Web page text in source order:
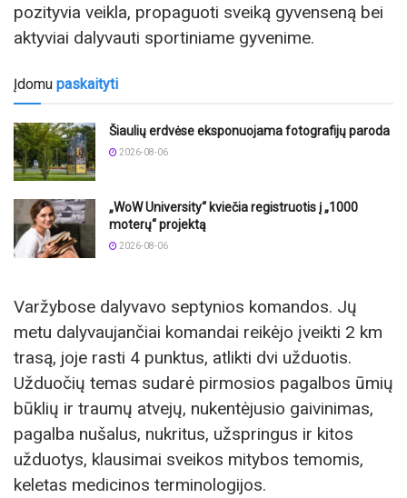
pozityvia veikla, propaguoti sveiką gyvenseną bei
aktyviai dalyvauti sportiniame gyvenime.
Įdomu paskaityti
Šiaulių erdvėse eksponuojama fotografijų paroda
2026-08-06
„WoW University“ kviečia registruotis į „1000
moterų“ projektą
2026-08-06
Varžybose dalyvavo septynios komandos. Jų
metu dalyvaujančiai komandai reikėjo įveikti 2 km
trasą, joje rasti 4 punktus, atlikti dvi užduotis.
Užduočių temas sudarė pirmosios pagalbos ūmių
būklių ir traumų atvejų, nukentėjusio gaivinimas,
pagalba nušalus, nukritus, užspringus ir kitos
užduotys, klausimai sveikos mitybos temomis,
keletas medicinos terminologijos.